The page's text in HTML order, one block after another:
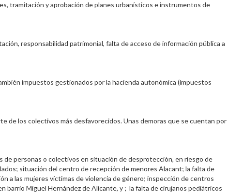
tramitación y aprobación de planes urbanísticos e instrumentos de
responsabilidad patrimonial, falta de acceso de información pública a
impuestos gestionados por la hacienda autonómica (impuestos
de los colectivos más desfavorecidos. Unas demoras que se cuentan por
de personas o colectivos en situación de desprotección, en riesgo de
situación del centro de recepción de menores Alacant; la falta de
a las mujeres víctimas de violencia de género; inspección de centros
barrio Miguel Hernández de Alicante, y ; la falta de cirujanos pediátricos